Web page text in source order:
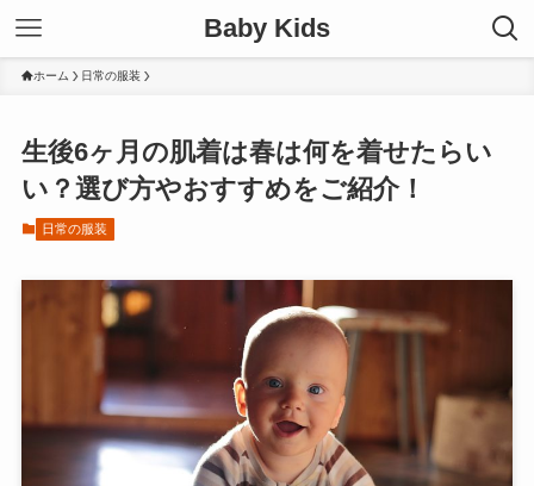
Baby Kids
ホーム 日常の服装
生後6ヶ月の肌着は春は何を着せたらい
い？選び方やおすすめをご紹介！
日常の服装